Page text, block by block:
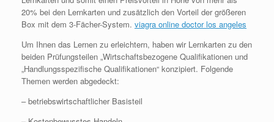
20% bei den Lernkarten und zusätzlich den Vorteil der größeren
Box mit dem 3-Fächer-System. viagra online doctor los angeles
Um Ihnen das Lernen zu erleichtern, haben wir Lernkarten zu den
beiden Prüfungsteilen „Wirtschaftsbezogene Qualifikationen und
„Handlungsspezifische Qualifikationen“ konzipiert. Folgende
Themen werden abgedeckt:
– betriebswirtschaftlicher Basisteil